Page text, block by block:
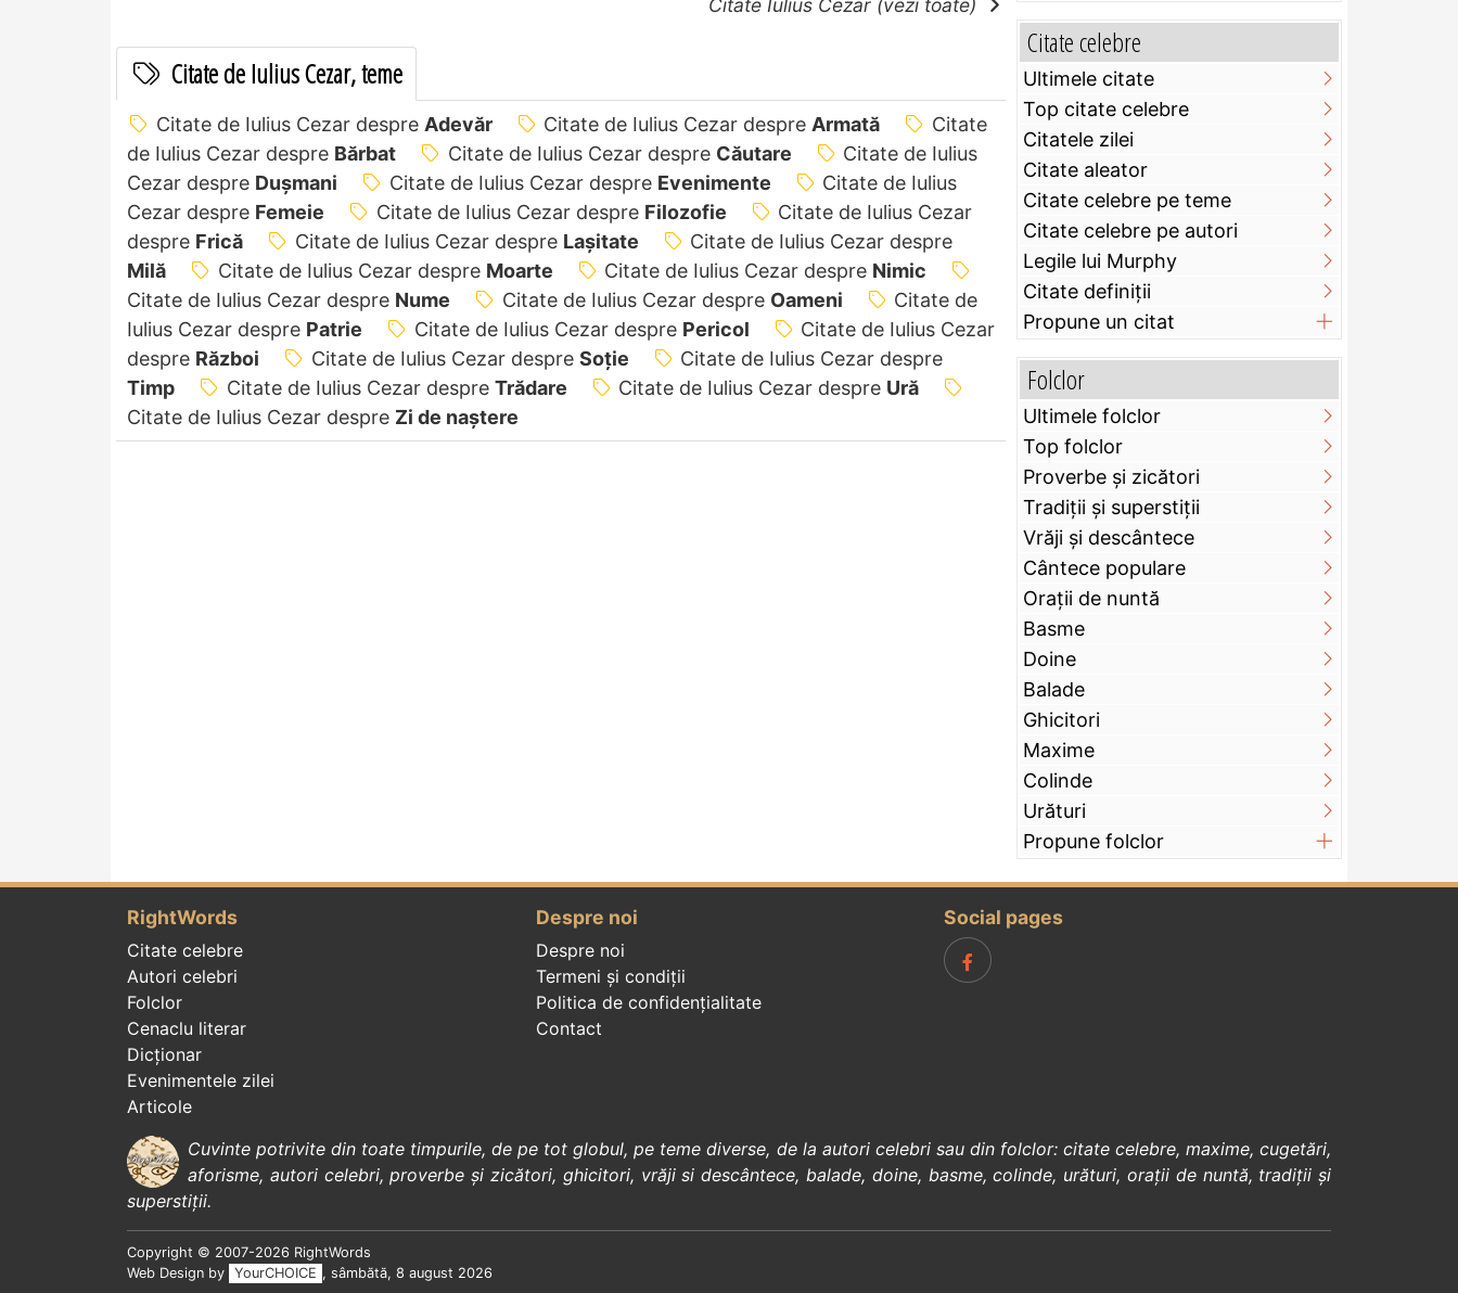
Citate Iulius Cezar (vezi toate)
Citate de Iulius Cezar, teme
Citate de Iulius Cezar despre Adevăr Citate de Iulius Cezar despre Armată
Citate
de Iulius Cezar despre Bărbat Citate de Iulius Cezar despre Căutare
Citate de Iulius
Cezar despre Dușmani Citate de Iulius Cezar despre Evenimente
Citate de Iulius
Cezar despre Femeie Citate de Iulius Cezar despre Filozofie
Citate de Iulius Cezar
despre Frică Citate de Iulius Cezar despre Lașitate
Citate de Iulius Cezar despre
Milă
Citate de Iulius Cezar despre Moarte Citate de Iulius Cezar despre Nimic
Citate de Iulius Cezar despre Nume Citate de Iulius Cezar despre Oameni
Citate de
Iulius Cezar despre Patrie Citate de Iulius Cezar despre Pericol
Citate de Iulius Cezar
despre Război Citate de Iulius Cezar despre Soție
Citate de Iulius Cezar despre
Timp
Citate de Iulius Cezar despre Trădare Citate de Iulius Cezar despre Ură
Citate de Iulius Cezar despre Zi de naștere
Citate celebre
Ultimele citate
Top citate celebre
Citatele zilei
Citate aleator
Citate celebre pe teme
Citate celebre pe autori
Legile lui Murphy
Citate definiţii
Propune un citat
Folclor
Ultimele folclor
Top folclor
Proverbe și zicători
Tradiții și superstiții
Vrăji și descântece
Cântece populare
Orații de nuntă
Basme
Doine
Balade
Ghicitori
Maxime
Colinde
Urături
Propune folclor
RightWords
Citate celebre
Autori celebri
Folclor
Cenaclu literar
Dicționar
Evenimentele zilei
Articole
Despre noi
Despre noi
Termeni și condiții
Politica de confidenţialitate
Contact
Social pages
Cuvinte potrivite din toate timpurile, de pe tot globul, pe teme diverse, de la autori celebrisau din folclor: citate celebre, maxime,cugetări,
aforisme, autori celebri,proverbe și zicători, ghicitori, vrăji si descântece, balade, doine, basme,colinde, urături, orații de nuntă, tradiții și
superstiții.
Copyright © 2007-2026 RightWords
Web Design by
YourCHOICE , sâmbătă, 8 august 2026